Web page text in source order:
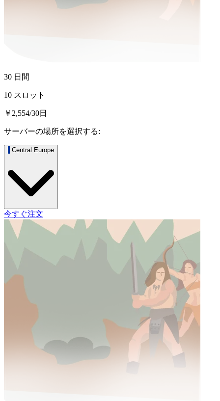
30 日間
10 スロット
￥2,554/30日
サーバーの場所を選択する:
Central Europe
今すぐ注文